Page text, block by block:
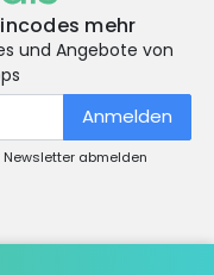
mehr
und Angebote von
Anmelden
abmelden